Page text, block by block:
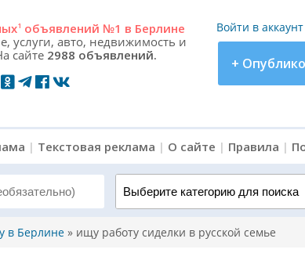
1 объявлений №1 в Берлине
услуги, авто, недвижимость и
сайте 2988 объявлений.
Войти в аккаунт
+
| Текстовая реклама | О сайте | Правила |
Выберите категорию для поиска
в Берлине » ищу работу сиделки в русской семье